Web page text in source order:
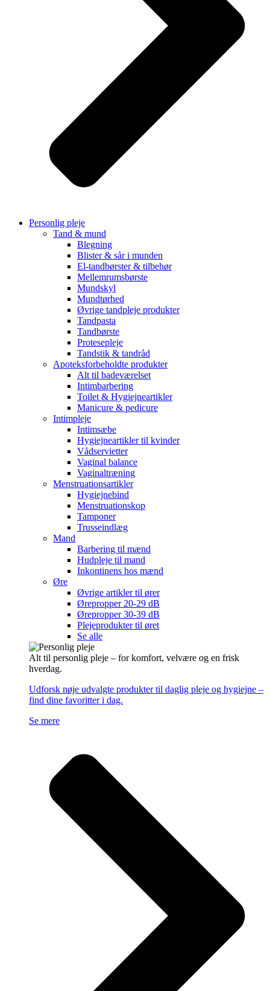
Personlig pleje
Tand & mund
Blegning
Blister & sår i munden
El-tandbørster & tilbehør
Mellemrumsbørste
Mundskyl
Mundtørhed
Øvrige tandpleje produkter
Tandpasta
Tandbørste
Protesepleje
Tandstik & tandråd
Apoteksforbeholdte produkter
Alt til badeværelset
Intimbarbering
Toilet & Hygiejneartikler
Manicure & pedicure
Intimpleje
Intimsæbe
Hygiejneartikler til kvinder
Vådservietter
Vaginal balance
Vaginaltræning
Menstruationsartikler
Hygiejnebind
Menstruationskop
Tamponer
Trusseindlæg
Mand
Barbering til mænd
Hudpleje til mand
Inkontinens hos mænd
Øre
Øvrige artikler til ører
Ørepropper 20-29 dB
Ørepropper 30-39 dB
Plejeprodukter til øret
Se alle
Alt til personlig pleje – for komfort, velvære og en frisk
hverdag.
Udforsk nøje udvalgte produkter til daglig pleje og hygiejne –
find dine favoritter i dag.
Se mere